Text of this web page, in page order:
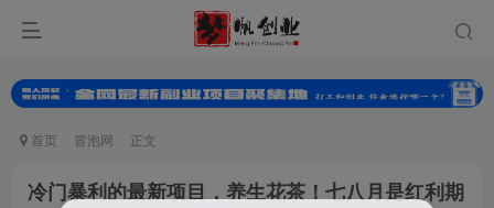
首页 冒泡网 正文
冷门暴利的最新项目，养生花茶！七八月是红利期